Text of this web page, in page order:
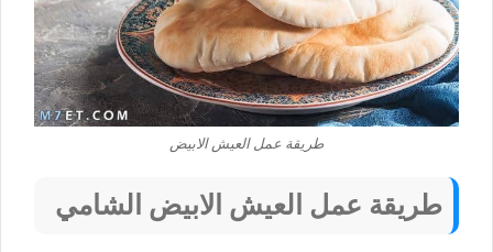
طريقة عمل العيش الابيض
طريقة عمل العيش الابيض الشامي